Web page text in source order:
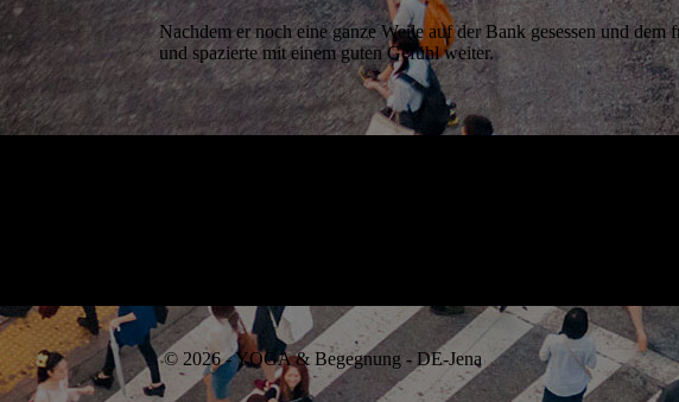
Nachdem er noch eine ganze Weile auf der Bank gesessen und
und spazierte mit einem guten Gefühl weiter.
© 2026 - YOGA & Begegnung - DE-Jena